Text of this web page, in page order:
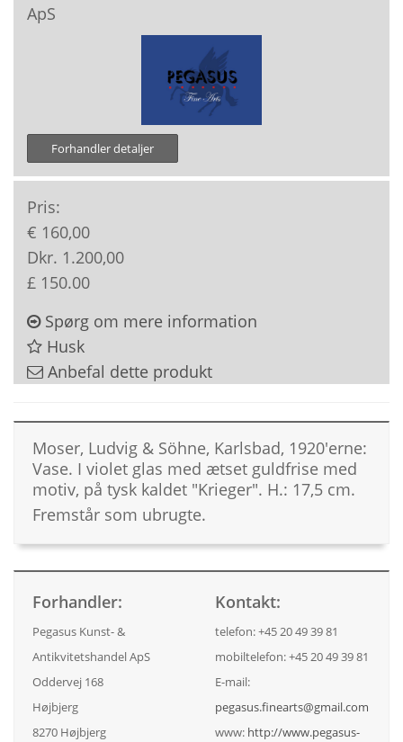
ApS
Forhandler detaljer
Pris:
€ 160,00
Dkr. 1.200,00
£ 150.00
Spørg om mere information
Husk
Anbefal dette produkt
Moser, Ludvig & Söhne, Karlsbad, 1920'erne:
Vase. I violet glas med ætset guldfrise med
motiv, på tysk kaldet "Krieger". H.: 17,5 cm.
Fremstår som ubrugte.
Forhandler:
Pegasus Kunst- &
Antikvitetshandel ApS
Oddervej 168
Højbjerg
8270 Højbjerg
Kontakt:
telefon: +45 20 49 39 81
mobiltelefon: +45 20 49 39 81
E-mail:
pegasus.finearts@gmail.com
www: http://www.pegasus-